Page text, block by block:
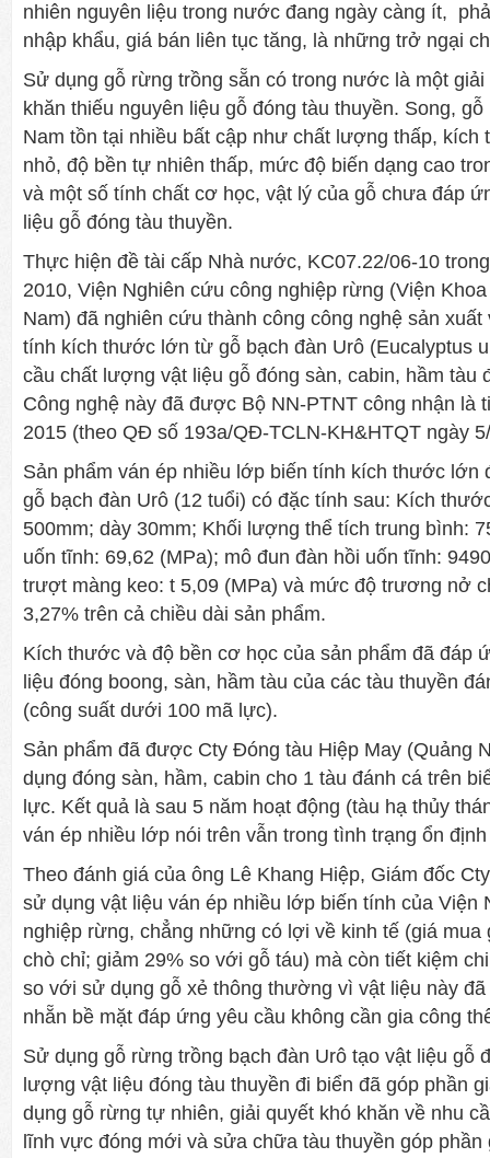
nhiên nguyên liệu trong nước đang ngày càng ít,
nhập khẩu, giá bán liên tục tăng, là những trở ngại
Sử dụng gỗ rừng trồng sẵn có trong nước là một
khăn thiếu nguyên liệu gỗ đóng tàu thuyền. Song,
Nam tồn tại nhiều bất cập như chất lượng thấp, kích
nhỏ, độ bền tự nhiên thấp, mức độ biến dạng cao
và một số tính chất cơ học, vật lý của gỗ chưa đáp
liệu gỗ đóng tàu thuyền.
Thực hiện đề tài cấp Nhà nước, KC07.22/06-10
2010, Viện Nghiên cứu công nghiệp rừng (Viện
Nam) đã nghiên cứu thành công công nghệ sản
tính kích thước lớn từ gỗ bạch đàn Urô (Eucalyptus
cầu chất lượng vật liệu gỗ đóng sàn, cabin, hầm tàu
Công nghệ này đã được Bộ NN-PTNT công nhận là
2015 (theo QĐ số 193a/QĐ-TCLN-KH&HTQT ngày
Sản phẩm ván ép nhiều lớp biến tính kích thước lớn
gỗ bạch đàn Urô (12 tuổi) có đặc tính sau: Kích
500mm; dày 30mm; Khối lượng thể tích trung bình:
uốn tĩnh: 69,62 (MPa); mô đun đàn hồi uốn tĩnh:
trượt màng keo: t 5,09 (MPa) và mức độ trương nở
3,27% trên cả chiều dài sản phẩm.
Kích thước và độ bền cơ học của sản phẩm đã đáp
liệu đóng boong, sàn, hầm tàu của các tàu thuyền
(công suất dưới 100 mã lực).
Sản phẩm đã được Cty Đóng tàu Hiệp May (Quảng
dụng đóng sàn, hầm, cabin cho 1 tàu đánh cá trên
lực. Kết quả là sau 5 năm hoạt động (tàu hạ thủy
ván ép nhiều lớp nói trên vẫn trong tình trạng ổn
Theo đánh giá của ông Lê Khang Hiệp, Giám đốc
sử dụng vật liệu ván ép nhiều lớp biến tính của Viện
nghiệp rừng, chẳng những có lợi về kinh tế (giá mua
chò chỉ; giảm 29% so với gỗ táu) mà còn tiết kiệm
so với sử dụng gỗ xẻ thông thường vì vật liệu này
nhẵn bề mặt đáp ứng yêu cầu không cần gia công
Sử dụng gỗ rừng trồng bạch đàn Urô tạo vật liệu gỗ
lượng vật liệu đóng tàu thuyền đi biển đã góp phần
dụng gỗ rừng tự nhiên, giải quyết khó khăn về nhu
lĩnh vực đóng mới và sửa chữa tàu thuyền góp